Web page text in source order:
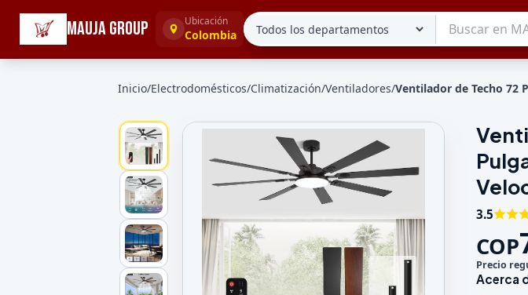
MAUJA GROUP Ubicación
Colombia
☰ Categorías
Inicio/Electrodomésticos/Climatización/Ventiladores/Ventilador de Techo 72
3.5
COP
Precio
Acerca